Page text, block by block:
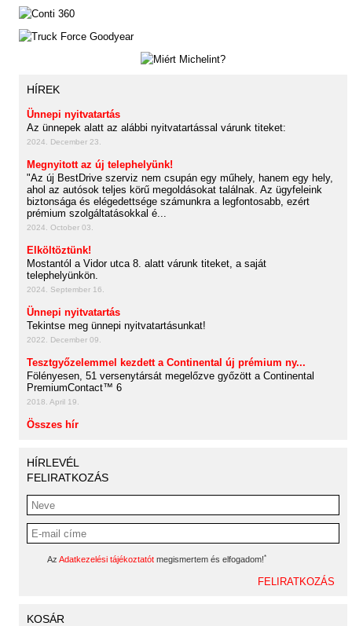
HÍREK
Ünnepi nyitvatartás
Az ünnepek alatt az alábbi nyitvatartással várunk titeket:
2024. December 23.
Megnyitott az új telephelyünk!
"Az új BestDrive szerviz nem csupán egy műhely, hanem egy hely,
ahol az autósok teljes körű megoldásokat találnak. Az ügyfeleink
biztonsága és elégedettsége számunkra a legfontosabb, ezért
prémium szolgáltatásokkal é...
2024. October 03.
Elköltöztünk!
Mostantól a Vidor utca 8. alatt várunk titeket, a saját
telephelyünkön.
2024. September 16.
Ünnepi nyitvatartás
Tekintse meg ünnepi nyitvatartásunkat!
2022. December 09.
Tesztgyőzelemmel kezdett a Continental új prémium ny...
Fölényesen, 51 versenytársát megelőzve győzött a Continental
PremiumContact™ 6
2018. April 19.
Összes hír
HÍRLEVÉL
FELIRATKOZÁS
Az Adatkezelési tájékoztatót megismertem és elfogadom!*
KOSÁR